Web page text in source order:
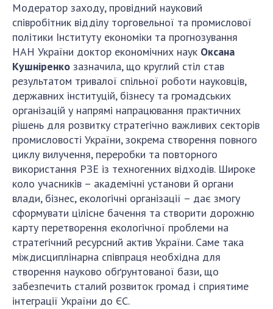
Модератор заходу, провідний науковий
співробітник відділу торговельної та промислової
політики Інституту економіки та прогнозування
НАН України доктор економічних наук Оксана
Кушніренко зазначила, що круглий стіл став
результатом тривалої спільної роботи науковців,
державних інституцій, бізнесу та громадських
організацій у напрямі напрацювання практичних
рішень для розвитку стратегічно важливих секторів
промисловості України, зокрема створення повного
циклу вилучення, переробки та повторного
використання РЗЕ із техногенних відходів. Широке
коло учасників – академічні установи й органи
влади, бізнес, екологічні організації – дає змогу
сформувати цілісне бачення та створити дорожню
карту перетворення екологічної проблеми на
стратегічний ресурсний актив України. Саме така
міждисциплінарна співпраця необхідна для
створення науково обґрунтованої бази, що
забезпечить сталий розвиток громад і сприятиме
інтеграції України до ЄС.